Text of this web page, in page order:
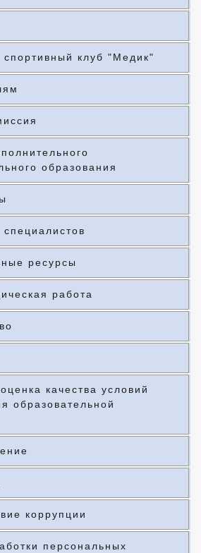
спортивный клуб "Медик"
образования
ресурсы
работа
качества условий
образовательной
коррупции
персональных